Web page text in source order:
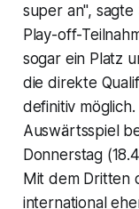
super an",
Play-off-
sogar ein Platz
die direkte
definitiv
Auswärtsspiel
Donnerstag
Mit dem Dritten
international